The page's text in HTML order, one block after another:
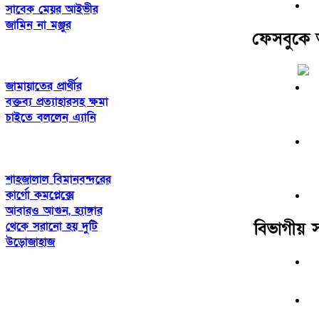
সাবেক মেয়র আইভীর
জামিন না মঞ্জুর
জামায়াতের প্রার্থীর
বক্তব্য প্রত্যাহারসহ ক্ষমা
চাইতে বললেন এ্যানি
শাহজালাল বিমানবন্দরের
কার্গো কমপ্লেক্সে
আবারও আগুন, হ্যাঙ্গার
থেকে সরানো হয় দুটি
উড়োজাহাজ
ফেসবুকে
বিভাগীয়